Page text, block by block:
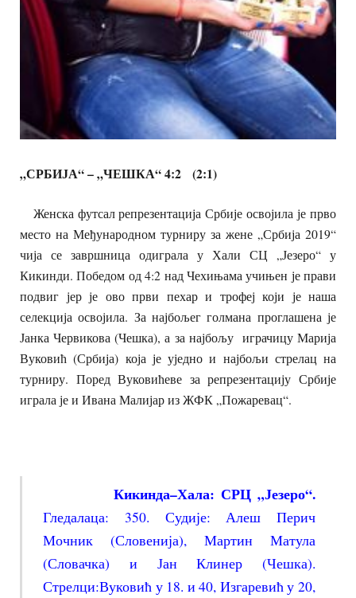
„СРБИЈА“– „ЧЕШКА“4:2 (2:1)
Женска футсал репрезентација Србије освојила је прво
место на Међународном турниру за жене „Србија 2019“
чија се завршница одиграла у Хали СЦ „Језеро“ у
Кикинди. Победом од 4:2 над Чехињама учињен је прави
подвиг јер је ово први пехар и трофеј који је наша
селекција освојила. За најбољег голмана проглашена је
Јанка Червикова (Чешка), а за најбољу играчицу Марија
Вуковић (Србија) која је уједно и најбољи стрелац на
турниру. Поред Вуковићеве за репрезентацију Србије
играла је и Ивана Малијар из ЖФК „Пожаревац“.
Кикинда–Хала: СРЦ „Језеро“.
Гледалаца: 350. Судије: Алеш Перич
Мочник (Словенија), Мартин Матула
(Словачка) и Јан Клинер (Чешка).
Стрелци:Вуковић у 18. и 40, Изгаревић у 20,